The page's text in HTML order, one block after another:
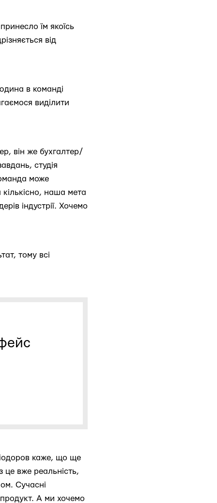
їм якоїсь
від
в команді
виділити
він же бухгалтер/
студія
може
наша мета
індустрії. Хочемо
тому всі
каже, що ще
це вже реальність,
Сучасні
А ми хочемо